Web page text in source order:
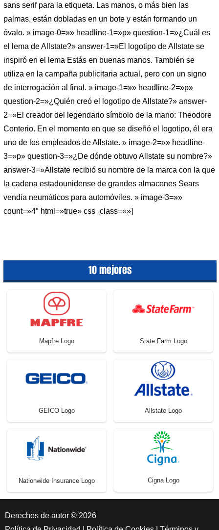
sans serif para la etiqueta. Las manos, o más bien las
palmas, están dobladas en un bote y están formando un
óvalo. » image-0=»» headline-1=»p» question-1=»¿Cuál es
el lema de Allstate?» answer-1=»El logotipo de Allstate se
inspiró en el lema Estás en buenas manos. También se
utiliza en la campaña publicitaria actual, pero con un signo
de interrogación al final. » image-1=»» headline-2=»p»
question-2=»¿Quién creó el logotipo de Allstate?» answer-
2=»El creador del legendario símbolo de la mano: Theodore
Conterio. En el momento en que se diseñó el logotipo, él era
uno de los empleados de Allstate. » image-2=»» headline-
3=»p» question-3=»¿De dónde obtuvo Allstate su nombre?»
answer-3=»Allstate recibió su nombre de la marca con la que
la cadena estadounidense de grandes almacenes Sears
vendía neumáticos para automóviles. » image-3=»»
count=»4″ html=»true» css_class=»»]
10 mejores
Mapfre Logo State Farm Logo
GEICO Logo Allstate Logo
Nationwide Insurance Logo Cigna Logo
Derechos de autor © 2026